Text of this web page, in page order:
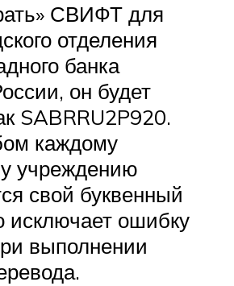
СВИФТ для
отделения
банка
он будет
SABRRU2P920.
каждому
учреждению
свой буквенный
исключает ошибку
выполнении